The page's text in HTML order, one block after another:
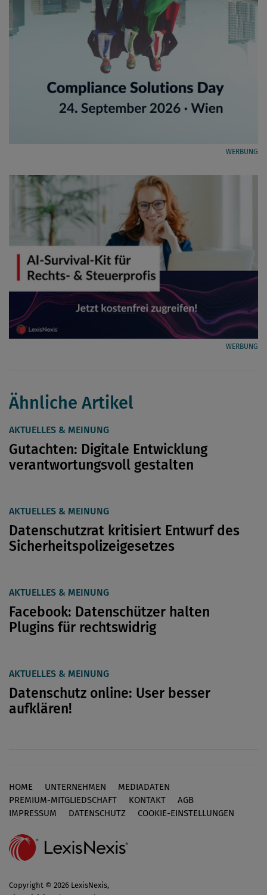
WERBUNG
WERBUNG
Ähnliche Artikel
AKTUELLES & MEINUNG
Gutachten: Digitale Entwicklung
verantwortungsvoll gestalten
AKTUELLES & MEINUNG
Datenschutzrat kritisiert Entwurf des
Sicherheitspolizeigesetzes
AKTUELLES & MEINUNG
Facebook: Datenschützer halten
Plugins für rechtswidrig
AKTUELLES & MEINUNG
Datenschutz online: User besser
aufklären!
Footer
HOME UNTERNEHMEN
MEDIADATEN
PREMIUM-MITGLIEDSCHAFT
KONTAKT
AGB
IMPRESSUM
DATENSCHUTZ COOKIE-EINSTELLUNGEN
Copyright © 2026 LexisNexis,